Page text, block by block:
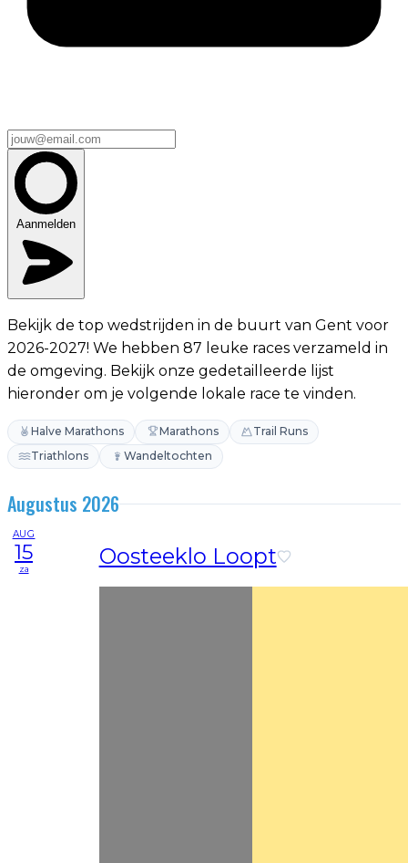
Aanmelden
Bekijk de top wedstrijden in de buurt van Gent voor
2026-2027! We hebben 87 leuke races verzameld in
de omgeving. Bekijk onze gedetailleerde lijst
hieronder om je volgende lokale race te vinden.
Halve Marathons Marathons
Trail Runs
Triathlons
Wandeltochten
Augustus 2026
AUG
15
za Oosteeklo Loopt